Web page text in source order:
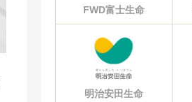
FWD富士生命
明治安田生命